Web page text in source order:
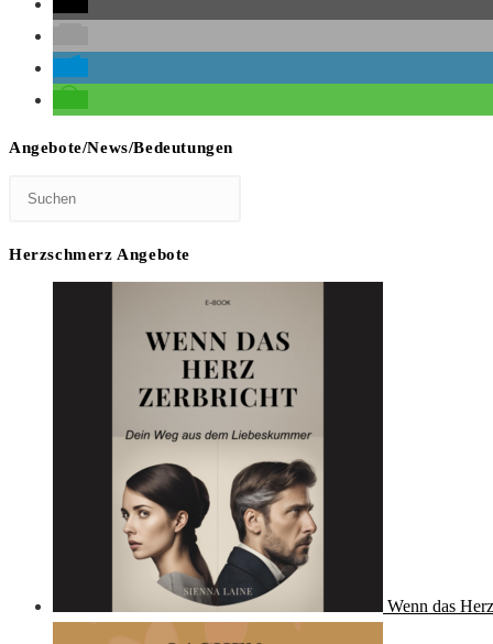
Angebote/News/Bedeutungen
Herzschmerz Angebote
Wenn das